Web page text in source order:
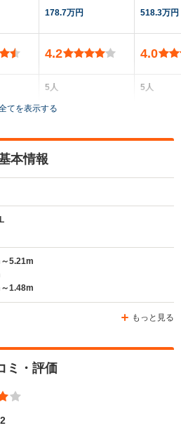
178.7万円
4.2
5人
5ドア
518.3万円
4.0
5人
9.5～
てを表示する
本情報
5.21m
1.48m
もっと見る
ミ・評価